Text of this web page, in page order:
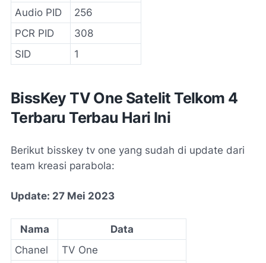
Audio PID
256
PCR PID
308
SID
1
BissKey TV One Satelit Telkom 4
Terbaru Terbau Hari Ini
Berikut bisskey tv one yang sudah di update dari
team kreasi parabola:
Update: 27 Mei 2023
Nama
Data
Chanel
TV One